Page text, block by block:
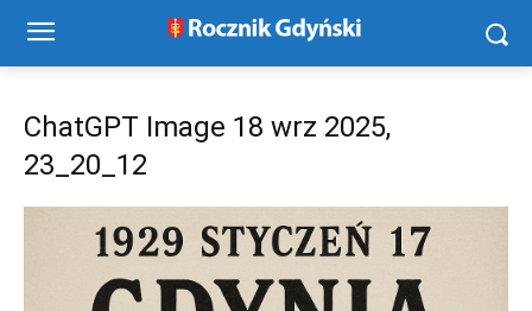
ChatGPT Image 18 wrz 2025,
23_20_12